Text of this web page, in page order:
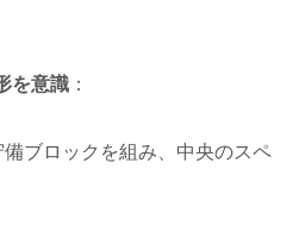
を意識 ：
ブロックを組み、中央のスペ